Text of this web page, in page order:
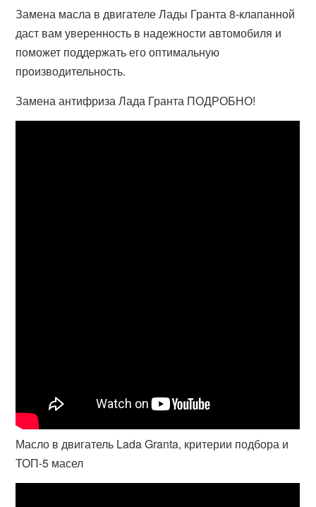
Замена масла в двигателе Лады Гранта 8-клапанной
даст вам уверенность в надежности автомобиля и
поможет поддержать его оптимальную
производительность.
Замена антифриза Лада Гранта ПОДРОБНО!
Масло в двигатель Lada Granta, критерии подбора и
ТОП-5 масел